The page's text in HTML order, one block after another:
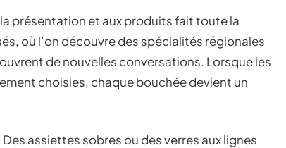
présentation et aux produits fait toute la
où l’on découvre des spécialités régionales
de nouvelles conversations. Lorsque les
choisies, chaque bouchée devient un
assiettes sobres ou des verres aux lignes